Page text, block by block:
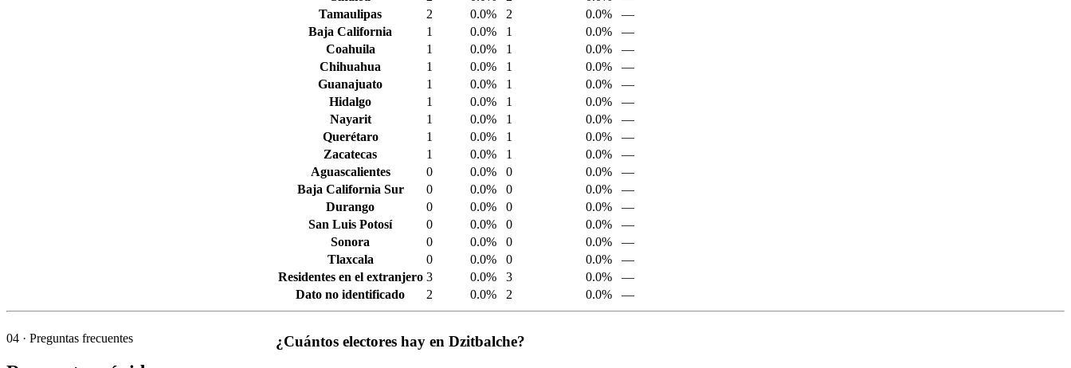
Tamaulipas
2 0.0% 2 0.0%
—
Baja California
1 0.0% 1 0.0%
—
Coahuila
1 0.0% 1 0.0%
—
Chihuahua
1 0.0% 1 0.0%
—
Guanajuato
1 0.0% 1 0.0%
—
Hidalgo
1 0.0% 1 0.0%
—
Nayarit
1 0.0% 1 0.0%
—
Querétaro
1 0.0% 1 0.0%
—
Zacatecas
1 0.0% 1 0.0%
—
Aguascalientes
0 0.0% 0 0.0%
—
Baja California Sur
0 0.0% 0 0.0%
—
Durango
0 0.0% 0 0.0%
—
San Luis Potosí
0 0.0% 0 0.0%
—
Sonora
0 0.0% 0 0.0%
—
Tlaxcala
0 0.0% 0 0.0%
—
Residentes en el extranjero 3 0.0% 3 0.0%
—
Dato no identificado
2 0.0% 2 0.0% —
04 · Preguntas frecuentes ¿Cuántos electores hay en Dzitbalche?